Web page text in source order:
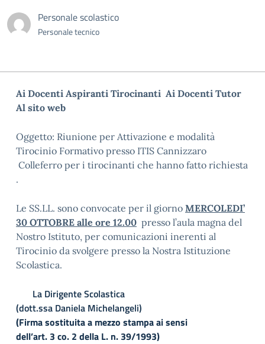
Personale scolastico
Personale tecnico
Ai Docenti Aspiranti Tirocinanti Ai Docenti Tutor
Al sito web
Oggetto: Riunione per Attivazione e modalità
Tirocinio Formativo presso ITIS Cannizzaro
Colleferro per i tirocinanti che hanno fatto richiesta
.
Le SS.LL. sono convocate per il giorno MERCOLEDI’
30 OTTOBRE alle ore 12.00 presso l’aula magna del
Nostro Istituto, per comunicazioni inerenti al
Tirocinio da svolgere presso la Nostra Istituzione
Scolastica.
La Dirigente Scolastica
(dott.ssa Daniela Michelangeli)
(Firma sostituita a mezzo stampa ai sensi
dell’art. 3 co. 2 della L. n. 39/1993)